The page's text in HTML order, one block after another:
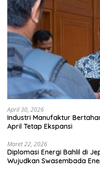
April 30, 2026
Industri Manufaktur
April Tetap Ekspansi
Maret 22, 2026
Diplomasi Energi Bahlil di
Wujudkan Swasembada